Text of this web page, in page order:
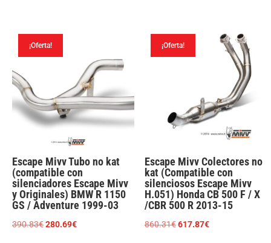
167.72€.
¡Oferta!
Escape Mivv Tubo no kat
(compatible con
silenciadores Escape Mivv
y Originales) BMW R 1150
GS / Adventure 1999-03
390.83€El
280.69€El
¡Oferta!
Escape Mivv Colectores no
kat (Compatible con
silenciosos Escape Mivv
H.051) Honda CB 500 F / X
/CBR 500 R 2013-15
860.31€El
617.87€El